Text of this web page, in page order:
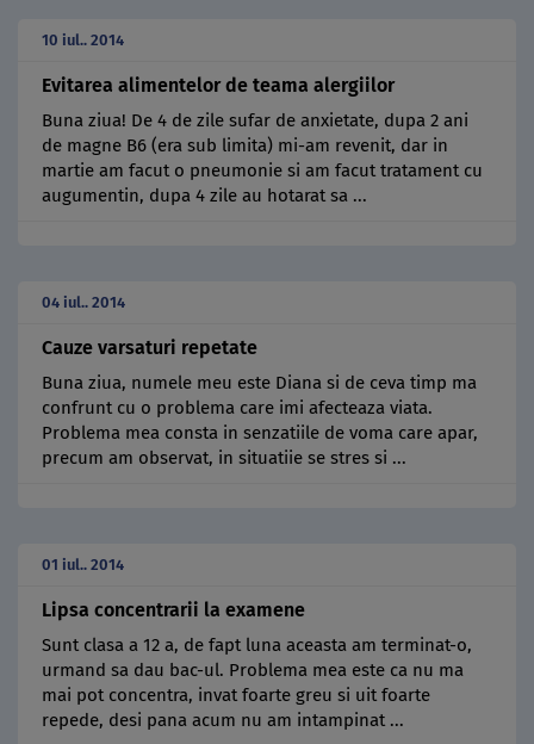
10 iul.. 2014
Evitarea alimentelor de teama alergiilor
Buna ziua! De 4 de zile sufar de anxietate, dupa 2 ani
de magne B6 (era sub limita) mi-am revenit, dar in
martie am facut o pneumonie si am facut tratament cu
augumentin, dupa 4 zile au hotarat sa ...
04 iul.. 2014
Cauze varsaturi repetate
Buna ziua, numele meu este Diana si de ceva timp ma
confrunt cu o problema care imi afecteaza viata.
Problema mea consta in senzatiile de voma care apar,
precum am observat, in situatiie se stres si ...
01 iul.. 2014
Lipsa concentrarii la examene
Sunt clasa a 12 a, de fapt luna aceasta am terminat-o,
urmand sa dau bac-ul. Problema mea este ca nu ma
mai pot concentra, invat foarte greu si uit foarte
repede, desi pana acum nu am intampinat ...